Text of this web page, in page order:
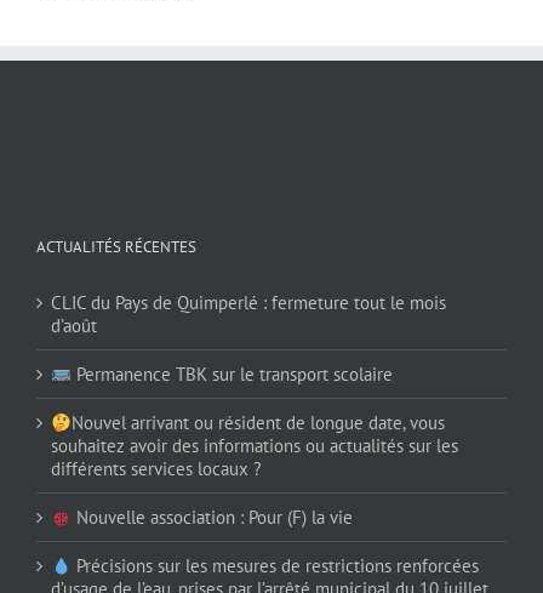
ACTUALITÉS RÉCENTES
CLIC du Pays de Quimperlé : fermeture tout le mois
d’août
Permanence TBK sur le transport scolaire
Nouvel arrivant ou résident de longue date, vous
souhaitez avoir des informations ou actualités sur les
différents services locaux ?
Nouvelle association : Pour (F) la vie
Précisions sur les mesures de restrictions renforcées